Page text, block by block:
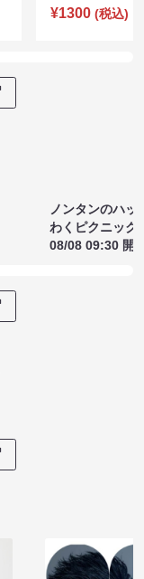
¥1300 (税込)
ノンタンのハッ
わくピクニック
08/08 09:30 開